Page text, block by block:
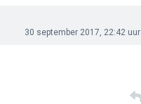
30 september 2017, 22:42 uur